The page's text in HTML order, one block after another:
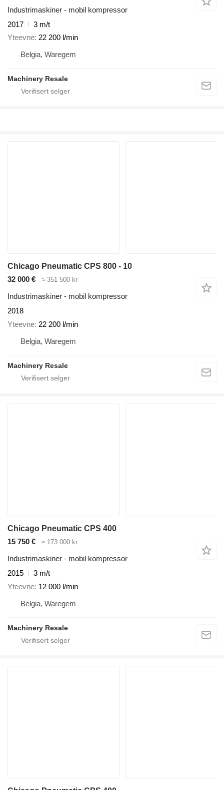
Industrimaskiner - mobil kompressor
2017
3 m/t
Yteevne 22 200 l/min
Belgia, Waregem
Machinery Resale
Chicago Pneumatic CPS 800 - 10
32 000 €
≈ 351 500 kr
Industrimaskiner - mobil kompressor
2018
Yteevne 22 200 l/min
Belgia, Waregem
Machinery Resale
Chicago Pneumatic CPS 400
15 750 €
≈ 173 000 kr
Industrimaskiner - mobil kompressor
2015
3 m/t
Yteevne 12 000 l/min
Belgia, Waregem
Machinery Resale